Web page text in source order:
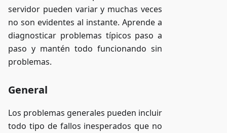
servidor pueden variar y muchas veces
no son evidentes al instante. Aprende a
diagnosticar problemas típicos paso a
paso y mantén todo funcionando sin
problemas.
General
Los problemas generales pueden incluir
todo tipo de fallos inesperados que no